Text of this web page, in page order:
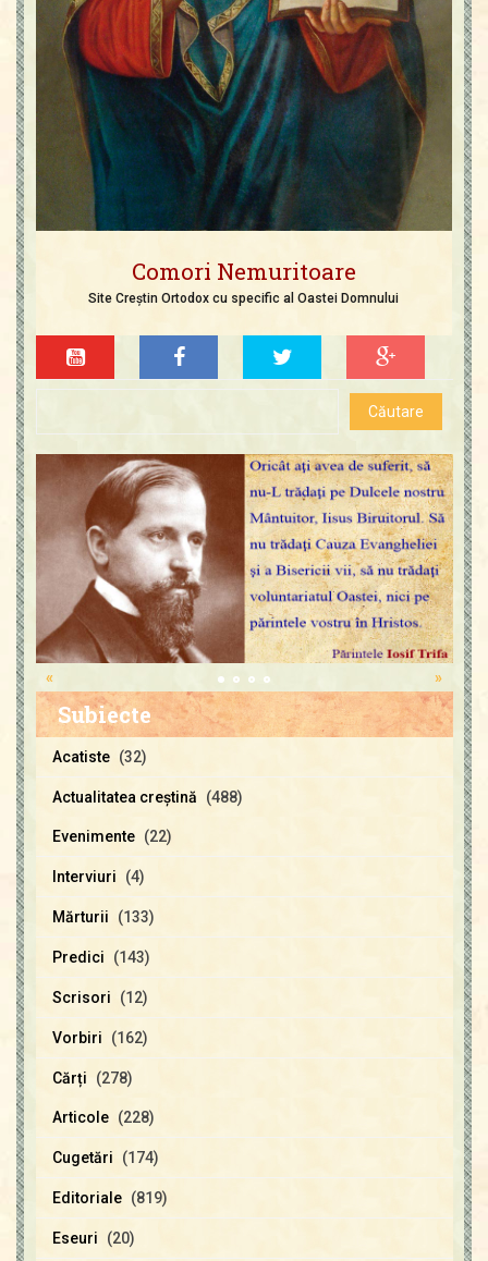
Comori Nemuritoare
Site Creștin Ortodox cu specific al Oastei Domnului
»
«
Subiecte
Acatiste (32)
Actualitatea creştină (488)
Evenimente (22)
Interviuri (4)
Mărturii (133)
Predici (143)
Scrisori (12)
Vorbiri (162)
Cărți (278)
Articole (228)
Cugetări (174)
Editoriale (819)
Eseuri (20)